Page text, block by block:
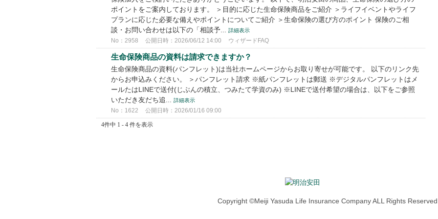
ポイントをご案内しております。 ＞目的に応じた生命保険商品をご紹介 ＞ライフイベントやライフ
プランに応じた必要な備えやポイントについてご紹介 ＞生命保険の選び方のポイント 保険のご相
談・お問い合わせは以下の「相談予...
詳細表示
No：2958 公開日時：2026/06/12 14:00 ウィザードFAQ
生命保険商品の資料は請求できますか？
生命保険商品の資料(パンフレット)は当社ホームページからお取り寄せが可能です。 以下のリンク先
からお申込みください。 ＞パンフレット請求 ※紙パンフレットは郵送 ※デジタルパンフレットはメ
ールたはLINEで送付(じぶんの積立、つみたて学資のみ) ※LINEで送付希望の場合は、以下をご参照
いただき友だち追...
詳細表示
No：1622 公開日時：2026/01/16 09:00
4件中 1 - 4 件を表示
Copyright ©Meiji Yasuda Life Insurance Company ALL Rights